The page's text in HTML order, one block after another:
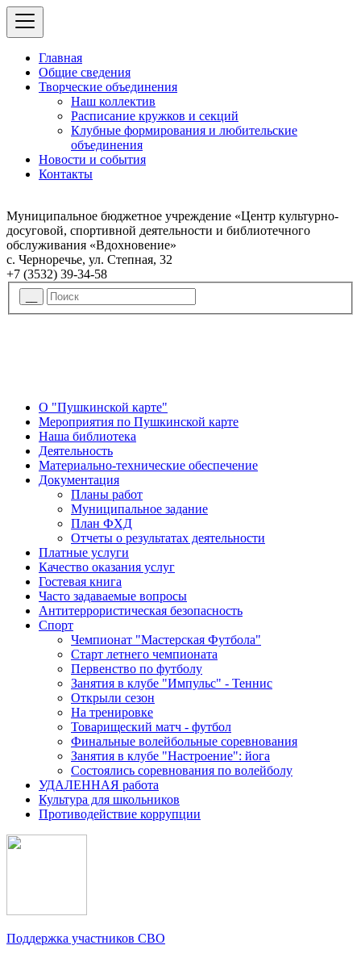
Главная
Общие сведения
Творческие объединения
Наш коллектив
Расписание кружков и секций
Клубные формирования и любительские
объединения
Новости и события
Контакты
Муниципальное бюджетное учреждение «Центр культурно-
досуговой, спортивной деятельности и библиотечного
обслуживания «Вдохновение»
с. Черноречье, ул. Степная, 32
+7 (3532) 39-34-58
О "Пушкинской карте"
Мероприятия по Пушкинской карте
Наша библиотека
Деятельность
Материально-технические обеспечение
Документация
Планы работ
Муниципальное задание
План ФХД
Отчеты о результатах деятельности
Платные услуги
Качество оказания услуг
Гостевая книга
Часто задаваемые вопросы
Антитеррористическая безопасность
Спорт
Чемпионат "Мастерская Футбола"
Старт летнего чемпионата
Первенство по футболу
Занятия в клубе "Импульс" - Теннис
Открыли сезон
На тренировке
Товарищеский матч - футбол
Финальные волейбольные соревнования
Занятия в клубе "Настроение": йога
Состоялись соревнования по волейболу
УДАЛЕННАЯ работа
Культура для школьников
Противодействие коррупции
Поддержка участников СВО